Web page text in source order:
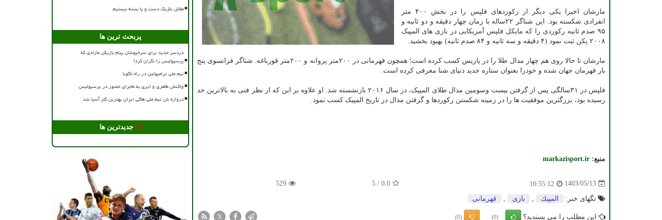
مارشان اخیرا یکی دیگر از رکوردهای فلپس را در بخش ۴۰۰ متر
انفرادی شکسته بود. این شناگر ۲۲ساله با زمان چهار دقیقه و دو ثانیه و
۹۵ صدم ثانیه رکوردی را که مایکل فلپس آمریکایی در بازی های المپیک
۲۰۰۸ پکن ثبت نمود (۴ دقیقه و سه ثانیه و ۸۴ صدم ثانیه) بهبود بخشید.
مارشان تا حالا روی هم چهار مدال طلا را در پاریس کسب کرده است؛ همچون قهرمانی در ۲۰۰متر پروانه و ۲۰۰متر قورباغه. شناگر فرانسوی پنج
بار قهرمان جهان شده و خودرا بعنوان ستاره جدید دنیای شنا معرفی کرده است.
فلپس در ۳۱سالگی پس از گرفتن بیست وسومین مدال طلای المپیک، در سال ۲۰۱۶ بازنشسته شد. او علاوه بر این که از نظر فنی به بالاترین حد
رسیده بود، بزرگترین موفقیت ها را در زمینه شکستن رکوردها و گرفتن مدال در تاریخ المپیک کسب نمود.
منبع: markazisport.ir
1403/05/13
10:55:12
0.0
/
5
529
تگهای خبر: المپیك بازی قهرمانی
این مطلب را می پسندید؟ (0)
(0)
X
مقابل بلژیک دست و پا بسته نیستیم
پربحث ترین ها
دردسر جدید برای سرخپوشان پیام بازیکن مازادی که
پرسپولیس را نگران کرد!
تیم ملی ترامپولین در راه ناگویا
واکنش طاهری و ایری به ماجرای حضور در پرسپولیس
دروازه بان تیم ملی هاکی ایران بهترین گلر آسیا شد
جدیدترین ها